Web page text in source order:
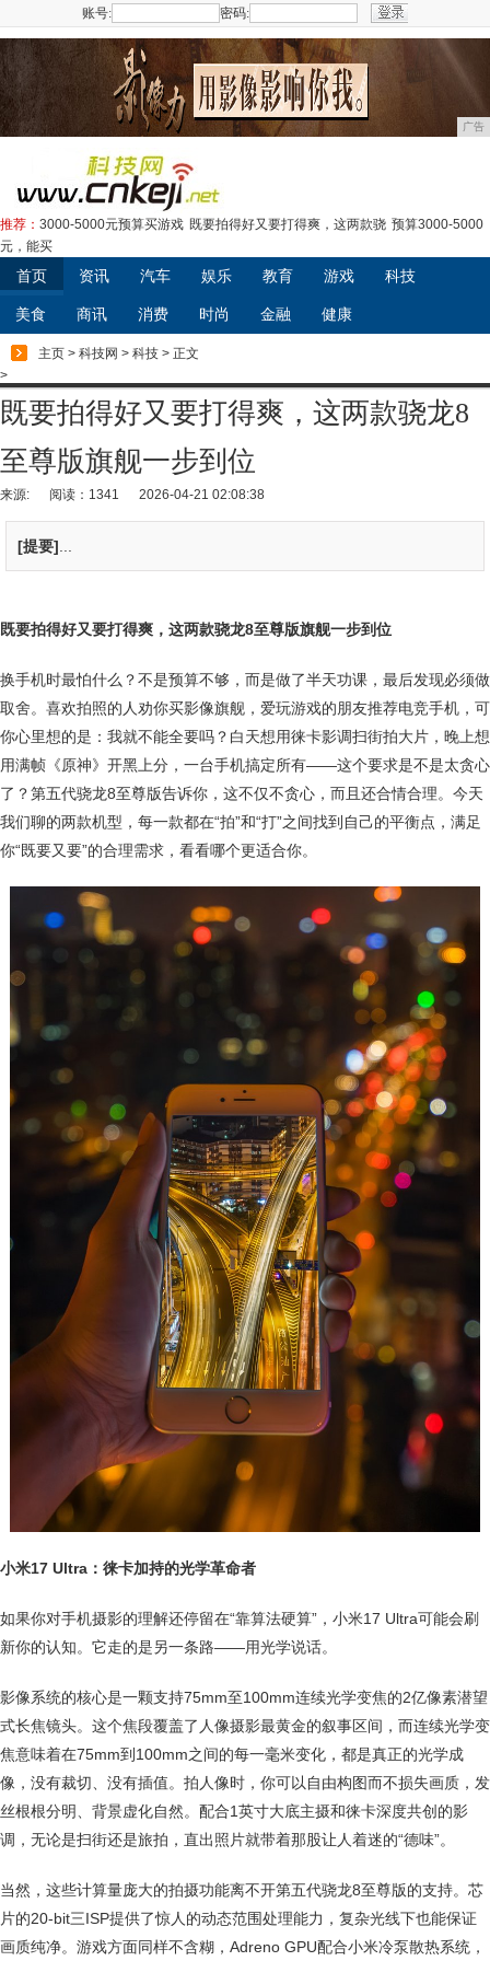
账号: 密码:
广告
推荐： 3000-5000元预算买游戏 既要拍得好又要打得爽，这两款骁 预算3000-5000
元，能买
首页 资讯 汽车 娱乐 教育 游戏 科技
美食 商讯 消费 时尚 金融 健康
主页 > 科技网 > 科技 > 正文
>
既要拍得好又要打得爽，这两款骁龙8
至尊版旗舰一步到位
来源: 阅读：1341 2026-04-21 02:08:38
[提要]
既要拍得好又要打得爽，这两款骁龙8至尊版旗舰一步到位
换手机时最怕什么？不是预算不够，而是做了半天功课，最后发现必须做
取舍。喜欢拍照的人劝你买影像旗舰，爱玩游戏的朋友推荐电竞手机，可
你心里想的是：我就不能全要吗？白天想用徕卡影调扫街拍大片，晚上想
用满帧《原神》开黑上分，一台手机搞定所有——这个要求是不是太贪心
了？第五代骁龙8至尊版告诉你，这不仅不贪心，而且还合情合理。今天
我们聊的两款机型，每一款都在“拍”和“打”之间找到自己的平衡点，满足
你“既要又要”的合理需求，看看哪个更适合你。
小米17 Ultra：徕卡加持的光学革命者
如果你对手机摄影的理解还停留在“靠算法硬算”，小米17 Ultra可能会刷
新你的认知。它走的是另一条路——用光学说话。
影像系统的核心是一颗支持75mm至100mm连续光学变焦的2亿像素潜望
式长焦镜头。这个焦段覆盖了人像摄影最黄金的叙事区间，而连续光学变
焦意味着在75mm到100mm之间的每一毫米变化，都是真正的光学成
像，没有裁切、没有插值。拍人像时，你可以自由构图而不损失画质，发
丝根根分明、背景虚化自然。配合1英寸大底主摄和徕卡深度共创的影
调，无论是扫街还是旅拍，直出照片就带着那股让人着迷的“德味”。
当然，这些计算量庞大的拍摄功能离不开第五代骁龙8至尊版的支持。芯
片的20-bit三ISP提供了惊人的动态范围处理能力，复杂光线下也能保证
画质纯净。游戏方面同样不含糊，Adreno GPU配合小米冷泵散热系统，